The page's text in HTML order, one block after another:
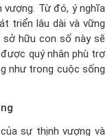
vượng. Từ đó, ý nghĩa
triển lâu dài và vững
sở hữu con số này sẽ
quý nhân phù trợ
như trong cuộc sống
sự thịnh vượng và